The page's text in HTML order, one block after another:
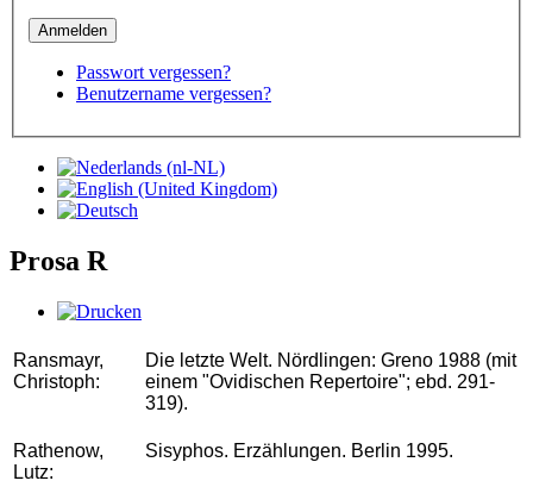
Passwort vergessen?
Benutzername vergessen?
Prosa R
Ransmayr,
Christoph:
Die letzte Welt. Nördlingen: Greno 1988 (mit
einem "Ovidischen Repertoire"; ebd. 291-
319).
Rathenow,
Lutz:
Sisyphos. Erzählungen. Berlin 1995.